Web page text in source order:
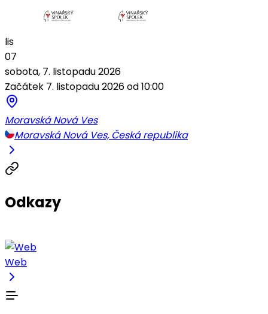
lis
07
sobota, 7. listopadu 2026
Začátek 7. listopadu 2026 od 10:00
Moravská Nová Ves
Moravská Nová Ves, Česká republika
Odkazy
Web